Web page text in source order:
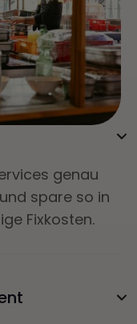
genau
spare so in
Fixkosten.